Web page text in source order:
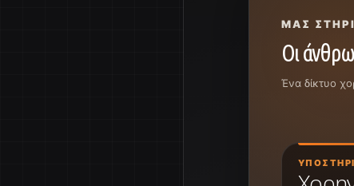
ΜΑΣ
Οι
Ένα δίκτυο